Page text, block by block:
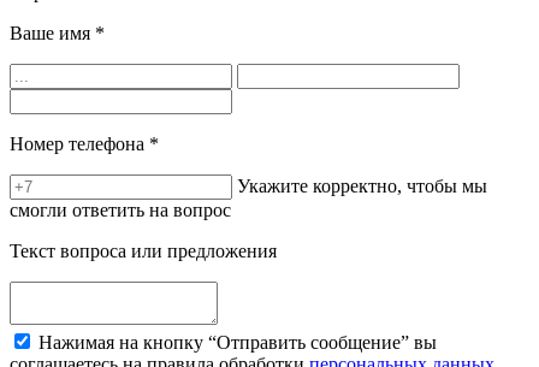
Ваше имя *
Номер телефона *
Укажите корректно, чтобы мы
смогли ответить на вопрос
Текст вопроса или предложения
Нажимая на кнопку “Отправить сообщение” вы